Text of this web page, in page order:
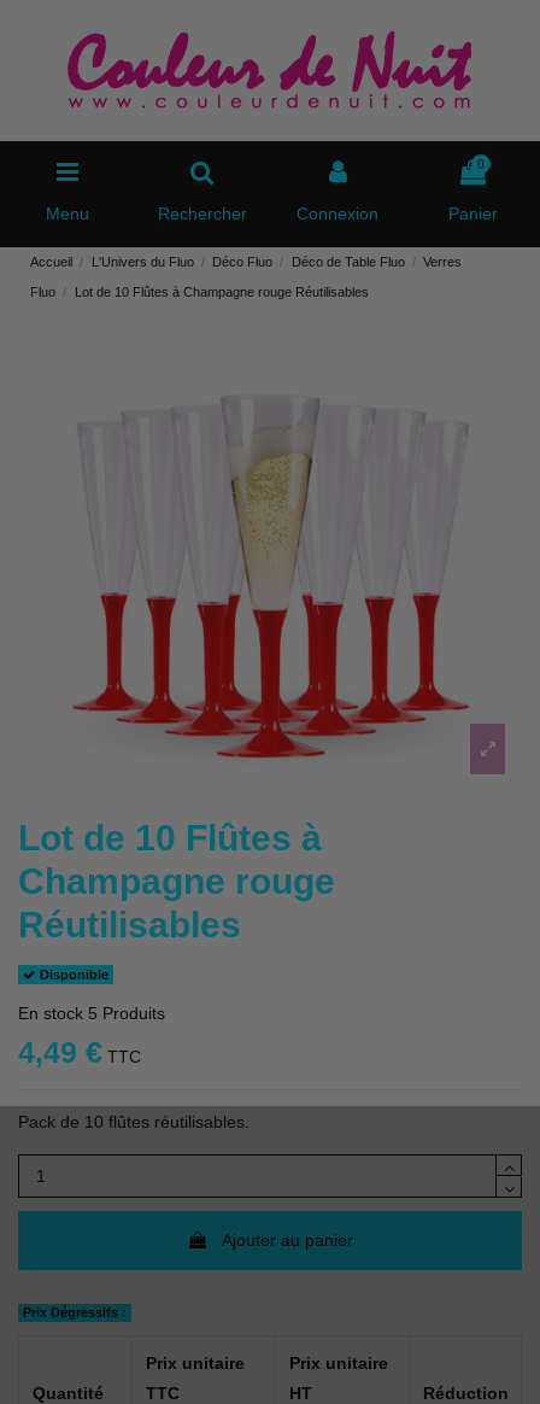
Menu Rechercher Connexion
0
Panier
Accueil L'Univers du Fluo Déco Fluo Déco de Table Fluo Verres
Fluo Lot de 10 Flûtes à Champagne rouge Réutilisables
Lot de 10 Flûtes à
Champagne rouge
Réutilisables
Disponible
En stock 5 Produits
4,49 € TTC
Pack de 10 flûtes réutilisables.
Ajouter au panier
Prix Dégressifs :
Quantité
Prix unitaire
TTC
Prix unitaire
HT
Réduction